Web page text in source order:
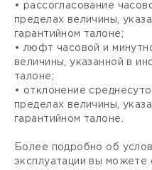
• рассогласование
пределах величины,
гарантийном талоне;
• люфт часовой и
величины, указанной в
талоне;
• отклонение
пределах величины,
гарантийном талоне.
Более подробно об
эксплуатации вы можете